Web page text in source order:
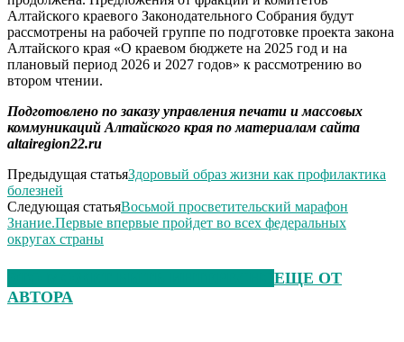
Алтайского краевого Законодательного Собрания будут
рассмотрены на рабочей группе по подготовке проекта закона
Алтайского края «О краевом бюджете на 2025 год и на
плановый период 2026 и 2027 годов» к рассмотрению во
втором чтении.
Подготовлено по заказу управления печати и массовых
коммуникаций Алтайского края по материалам сайта
altairegion22.ru
Предыдущая статьяЗдоровый образ жизни как профилактика
болезней
Следующая статьяВосьмой просветительский марафон
Знание.Первые впервые пройдет во всех федеральных
округах страны
ЕЩЕ ОТ
АВТОРА